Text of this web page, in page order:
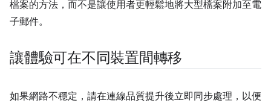
檔案的方法，而不是讓使用者更輕鬆地將大型檔案附加至電
子郵件。
讓體驗可在不同裝置間轉移
如果網路不穩定，請在連線品質提升後立即同步處理，以便